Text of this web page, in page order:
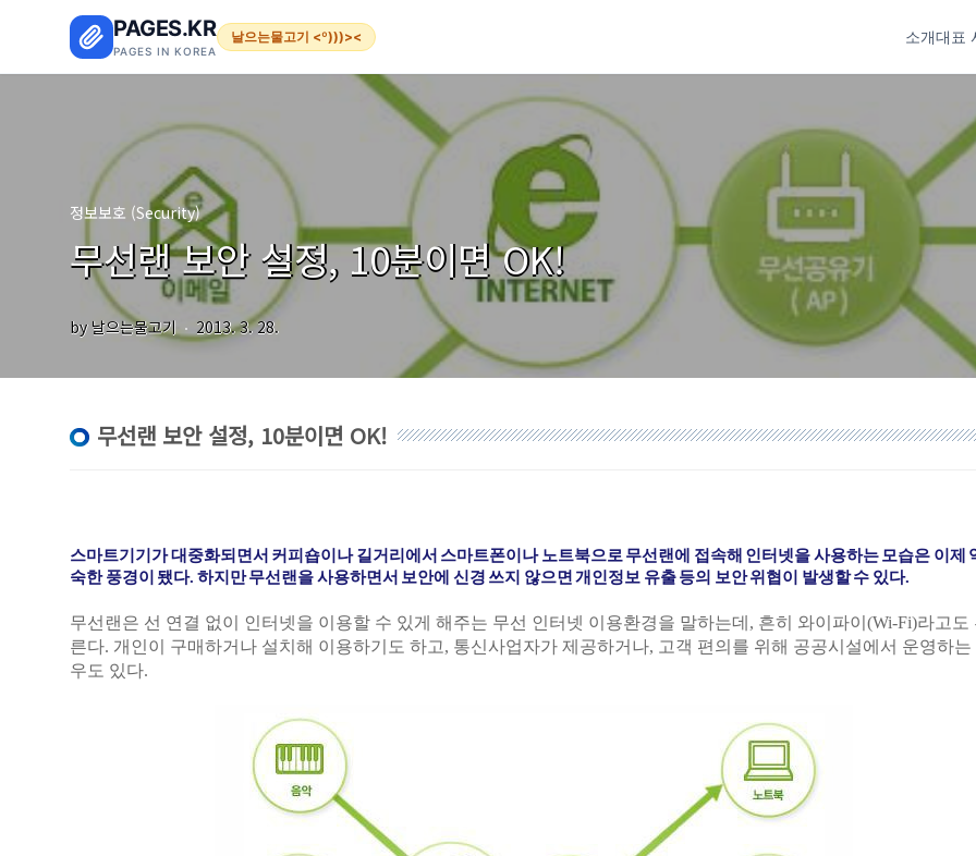
PAGES.KR
PAGES IN KOREA
날으는물고기 <º)))>< 소개대표
정보보호 (Security)
무선랜 보안 설정, 10분이면 OK!
by 날으는물고기 2013. 3. 28.
무선랜 보안 설정, 10분이면 OK!
스마트기기가 대중화되면서 커피숍이나 길거리에서 스마트폰이나 노트북으로 무선랜에 접속해 인터넷을 사용하는 모습은 이제
숙한 풍경이 됐다. 하지만 무선랜을 사용하면서 보안에 신경 쓰지 않으면 개인정보 유출 등의 보안 위협이 발생할 수 있다.
무선랜은 선 연결 없이 인터넷을 이용할 수 있게 해주는 무선 인터넷 이용환경을 말하는데, 흔히 와이파이(Wi-Fi)라고도
른다. 개인이 구매하거나 설치해 이용하기도 하고, 통신사업자가 제공하거나, 고객 편의를 위해 공공시설에서 운영하는
우도 있다.